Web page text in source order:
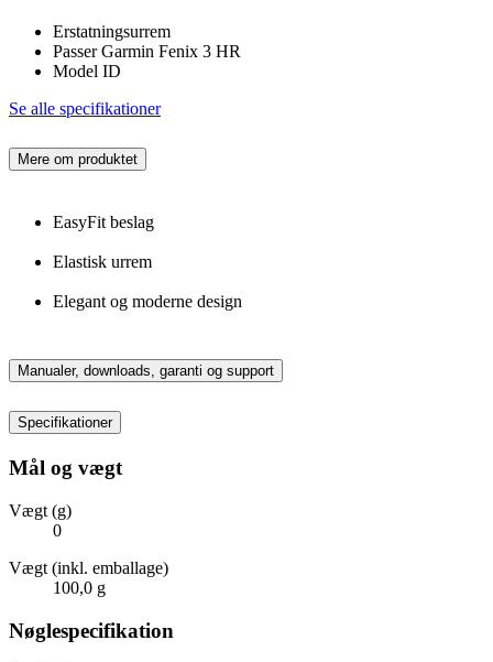
Erstatningsurrem
Passer Garmin Fenix 3 HR
Model ID
Se alle specifikationer
Mere om produktet
EasyFit beslag
Elastisk urrem
Elegant og moderne design
Manualer, downloads, garanti og support
Specifikationer
Mål og vægt
Vægt (g)
0
Vægt (inkl. emballage)
100,0 g
Nøglespecifikation